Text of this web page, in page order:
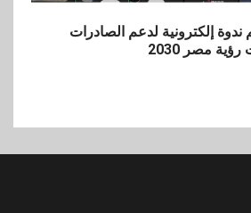
ندوة إلكترونية لدعم الصادرات
مصر 2030